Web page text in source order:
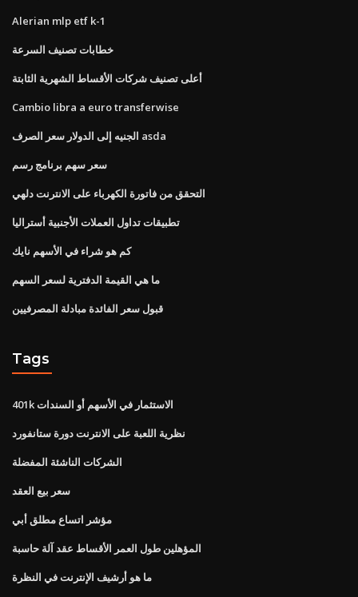
Alerian mlp etf k-1
خطابات تصنيف السرعة
أعلى تصنيف شركات الأقساط الشهرية الثابتة
Cambio libra a euro transferwise
الجنيه إلى الدولار سعر الصرف asda
سعر سهم برنامج رسم
التحقق من فاتورة الكهرباء على الانترنت دلهي
تطبيقات تداول العملات الأجنبية أستراليا
كم هو شراء في الأسهم نايك
ما هي القيمة الدفترية لسعر السهم
قبول سعر الفائدة مبادلة المصرفيين
Tags
401k الاستثمار في الأسهم أو السندات
نظرية اللعبة على الانترنت دورة ستانفورد
الشركات الناشئة المفضلة
سعر بيع العقد
مؤشر اتساع مطلق أبي
المؤهلين طول العمر الأقساط عقد آلة حاسبة
ما هو أرشيف الإنترنت في النظرة